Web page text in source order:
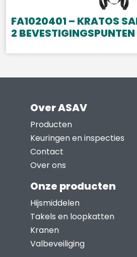
FA1020401 – KRATOS
2 BEVESTIGINGSPUNTEN
Over ASAV
Producten
Keuringen en inspecties
Contact
Over ons
Onze producten
Hijsmiddelen
Takels en loopkatten
Kranen
Valbeveiliging